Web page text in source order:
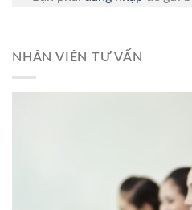
NHÂN VIÊN TƯ VẤN